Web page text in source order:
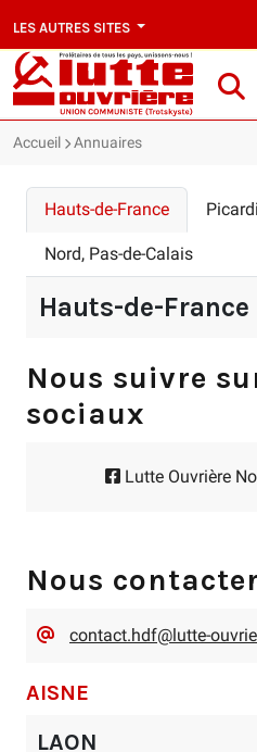
LES AUTRES SITES
Accueil Annuaires
Hauts-de-France
Nord, Pas-de-Calais
Hauts-de-France
Nous suivre
sociaux
Lutte Ouvrière
Nous contacter
contact.hdf@lutte-
AISNE
LAON